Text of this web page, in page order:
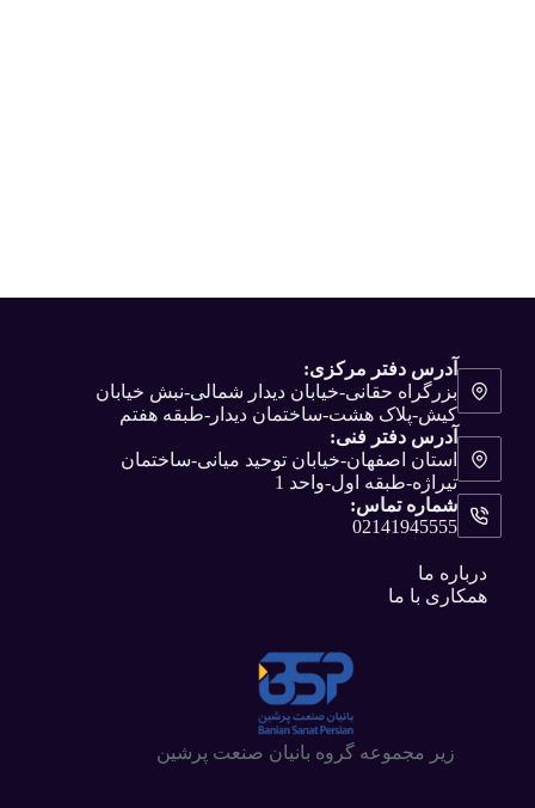
آدرس دفتر مرکزی:
بزرگراه حقانی-خیابان دیدار شمالی-نبش خیابان
کیش-پلاک هشت-ساختمان دیدار-طبقه هفتم
آدرس دفتر فنی:
استان اصفهان-خیابان توحید میانی-ساختمان
تیراژه-طبقه اول-واحد 1
شماره تماس:
02141945555
درباره ما
همکاری با ما
زیر مجموعه گروه بانیان صنعت پرشین